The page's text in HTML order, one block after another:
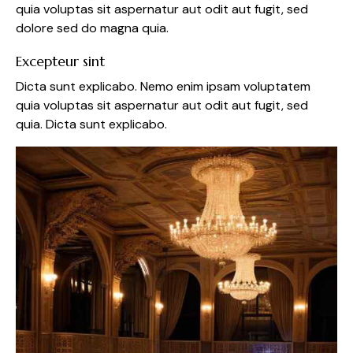
quia voluptas sit aspernatur aut odit aut fugit, sed
dolore sed do magna quia.
Excepteur sint
Dicta sunt explicabo. Nemo enim ipsam voluptatem
quia voluptas sit aspernatur aut odit aut fugit, sed
quia. Dicta sunt explicabo.